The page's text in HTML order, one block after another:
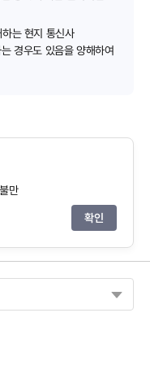
는 현지 통신사
경우도 있음을 양해하여
불만